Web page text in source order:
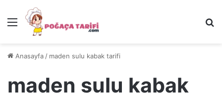
Menü
Anasayfa / maden sulu kabak tarifi
maden sulu kabak